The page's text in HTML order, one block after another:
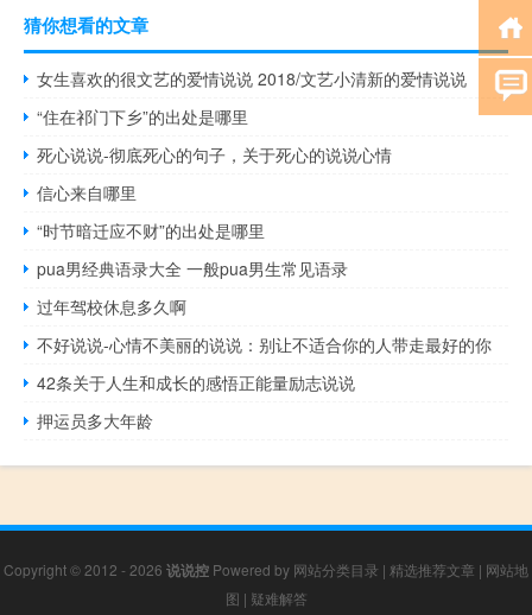
猜你想看的文章
女生喜欢的很文艺的爱情说说 2018/文艺小清新的爱情说说
“住在祁门下乡”的出处是哪里
死心说说-彻底死心的句子，关于死心的说说心情
信心来自哪里
“时节暗迁应不财”的出处是哪里
pua男经典语录大全 一般pua男生常见语录
过年驾校休息多久啊
不好说说-心情不美丽的说说：别让不适合你的人带走最好的你
42条关于人生和成长的感悟正能量励志说说
押运员多大年龄
Copyright © 2012 - 2026 说说控 Powered by 网站分类目录 | 精选推荐文章 | 网站地
图 | 疑难解答